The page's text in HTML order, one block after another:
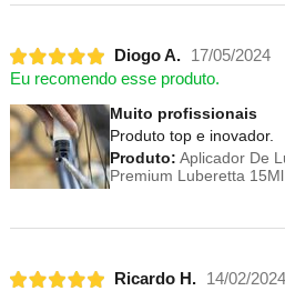
Diogo A.
17/05/2024
Eu recomendo esse produto.
Muito profissionais
Produto top e inovador.
Produto: Aplicador De
Premium Luberetta 15Ml
Ricardo H.
14/02/2024